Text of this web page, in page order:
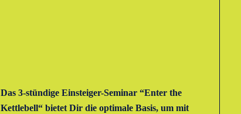
Das 3-stündige Einsteiger-Seminar “Enter the
Kettlebell“ bietet Dir die optimale Basis, um mit